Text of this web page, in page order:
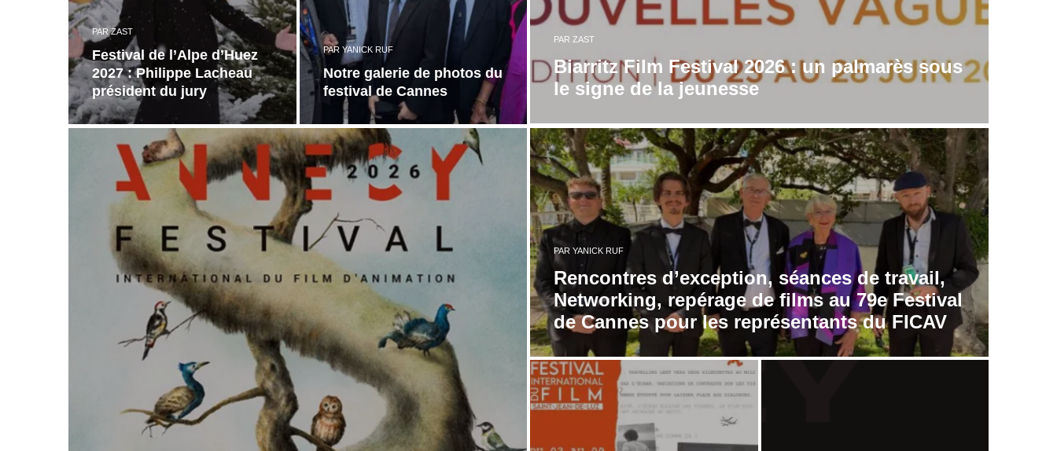
PAR ZAST
Biarritz Film Festival 2026 : un palmarès sous
le signe de la jeunesse
PARZAST
Festival de l’Alpe d’Huez
2027 : Philippe Lacheau
président du jury
PAR YANICK RUF
Notre galerie de photos du
festival de Cannes
PAR YANICK RUF
Rencontres d’exception, séances de travail,
Networking, repérage de films au 79e Festival
de Cannes pour les représentants du FICAV